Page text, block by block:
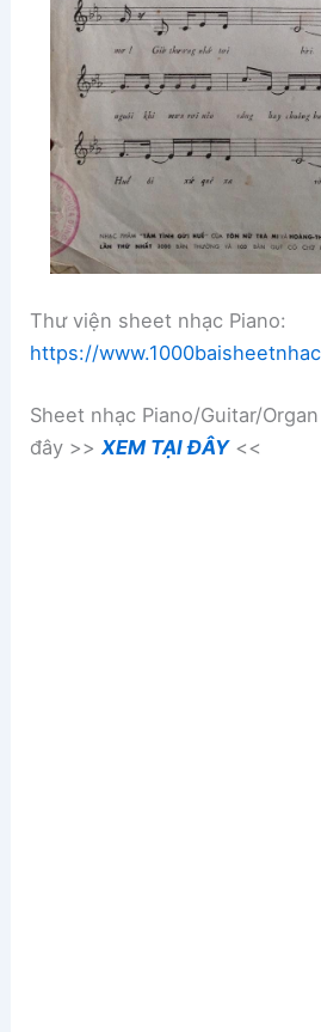
Thư viện sheet nhạc Piano:
https://
Sheet nhạc Piano/Guitar/
đây >>XEM TẠI ĐÂY<<